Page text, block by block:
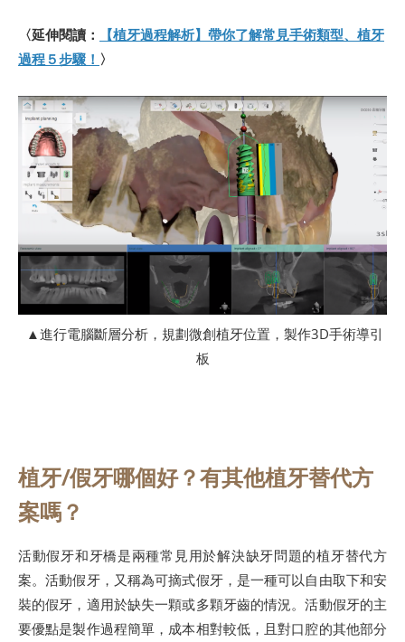
〈延伸閱讀：
【植牙過程解析】帶你了解常見手術類型、植牙
過程５步驟！ 〉
▲進行電腦斷層分析，規劃微創植牙位置，製作3D手術導引
板
植牙/假牙哪個好？有其他植牙替代方
案嗎？
活動假牙和牙橋是兩種常見用於解決缺牙問題的植牙替代方
案。活動假牙，又稱為可摘式假牙，是一種可以自由取下和安
裝的假牙，適用於缺失一顆或多顆牙齒的情況。活動假牙的主
要優點是製作過程簡單，成本相對較低，且對口腔的其他部分